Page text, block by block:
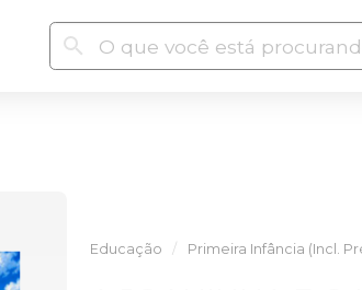
Educação Primeira Infância (Incl.